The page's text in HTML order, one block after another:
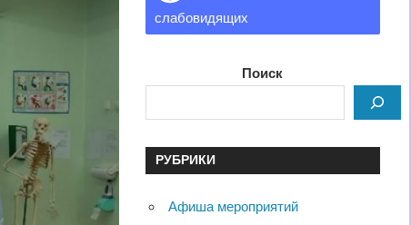
слабовидящих
Поиск
РУБРИКИ
Афиша мероприятий